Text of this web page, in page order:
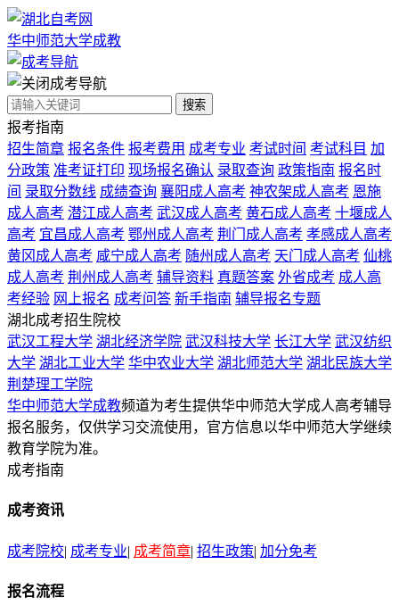
华中师范大学成教
成考导航
搜索
报考指南
招生简章 报名条件 报考费用 成考专业 考试时间 考试科目 加
分政策 准考证打印 现场报名确认 录取查询 政策指南 报名时
间 录取分数线 成绩查询 襄阳成人高考 神农架成人高考 恩施
成人高考 潜江成人高考 武汉成人高考 黄石成人高考 十堰成人
高考 宜昌成人高考 鄂州成人高考 荆门成人高考 孝感成人高考
黄冈成人高考 咸宁成人高考 随州成人高考 天门成人高考 仙桃
成人高考 荆州成人高考 辅导资料 真题答案 外省成考 成人高
考经验 网上报名 成考问答 新手指南 辅导报名专题
湖北成考招生院校
武汉工程大学 湖北经济学院 武汉科技大学 长江大学 武汉纺织
大学 湖北工业大学 华中农业大学 湖北师范大学 湖北民族大学
荆楚理工学院
华中师范大学成教频道为考生提供华中师范大学成人高考辅导
报名服务，仅供学习交流使用，官方信息以华中师范大学继续
教育学院为准。
成考指南
成考资讯
成考院校| 成考专业| 成考简章| 招生政策| 加分免考
报名流程